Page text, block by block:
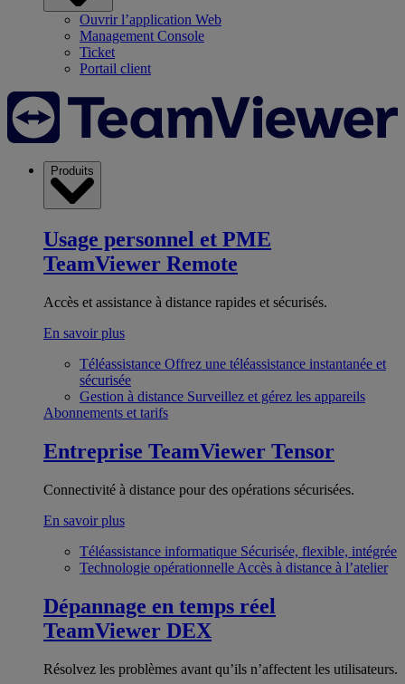
Ouvrir l’application Web
Management Console
Ticket
Portail client
Produits
Usage personnel et PME
TeamViewer Remote
Accès et assistance à distance rapides et sécurisés.
En savoir plus
Téléassistance Offrez une téléassistance instantanée et
sécurisée
Gestion à distance Surveillez et gérez les appareils
Abonnements et tarifs
Entreprise TeamViewer Tensor
Connectivité à distance pour des opérations sécurisées.
En savoir plus
Téléassistance informatique Sécurisée, flexible, intégrée
Technologie opérationnelle Accès à distance à l’atelier
Dépannage en temps réel
TeamViewer DEX
Résolvez les problèmes avant qu’ils n’affectent les utilisateurs.